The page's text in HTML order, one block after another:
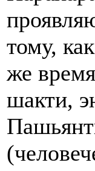
тому,
же
шакти,